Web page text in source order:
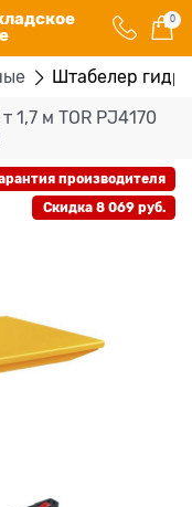
0
Штабелер
1,7 м TOR PJ4170
производителя
Скидка 8 069 руб.